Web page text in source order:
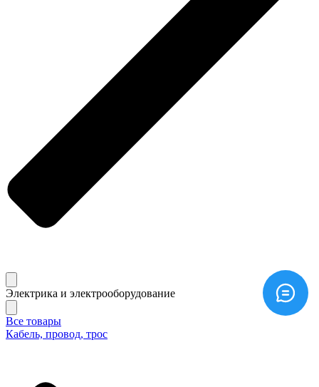
Электрика и электрооборудование
Все товары
Кабель, провод, трос